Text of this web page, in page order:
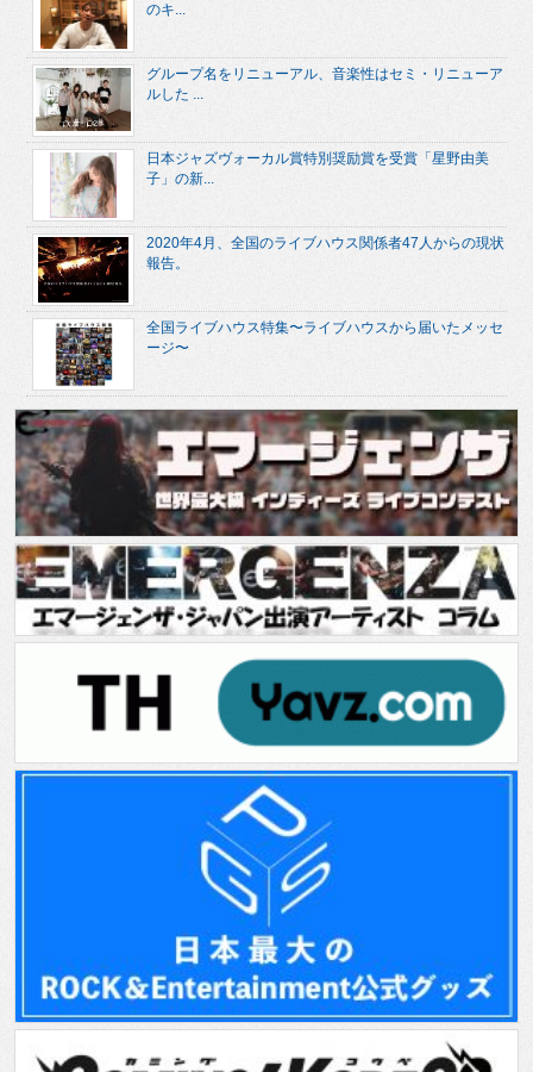
のキ...
グループ名をリニューアル、音楽性はセミ・リニューア
ルした ...
日本ジャズヴォーカル賞特別奨励賞を受賞「星野由美
子」の新...
2020年4月、全国のライブハウス関係者47人からの現状
報告。
全国ライブハウス特集〜ライブハウスから届いたメッセ
ージ〜